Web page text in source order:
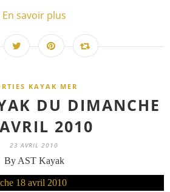
En savoir plus
KAYAK MER
DU DIMANCHE
2010
23 AVRIL 2010
By AST Kayak